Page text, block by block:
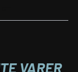
VARER